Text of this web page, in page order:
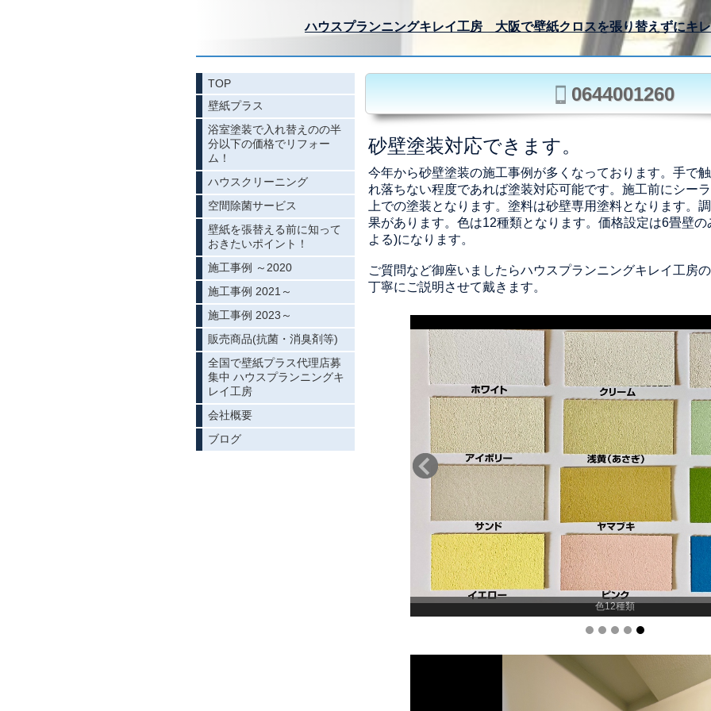
ハウスプランニングキレイ工房 大阪で壁紙クロスを張り替えずにキ
0644001260
砂壁塗装対応できます。
今年から砂壁塗装の施工事例が多くなっております。手で
れ落ちない程度であれば塗装対応可能です。施工前にシー
上での塗装となります。塗料は砂壁専用塗料となります。
果があります。色は12種類となります。価格設定は6畳壁
よる)になります。
ご質問など御座いましたらハウスプランニングキレイ工房
丁寧にご説明させて戴きます。
色12種類
TOP
壁紙プラス
浴室塗装で入れ替えのの半
分以下の価格でリフォー
ム！
ハウスクリーニング
空間除菌サービス
壁紙を張替える前に知って
おきたいポイント！
施工事例 ～2020
施工事例 2021～
施工事例 2023～
販売商品(抗菌・消臭剤等)
全国で壁紙プラス代理店募
集中 ハウスプランニングキ
レイ工房
会社概要
ブログ